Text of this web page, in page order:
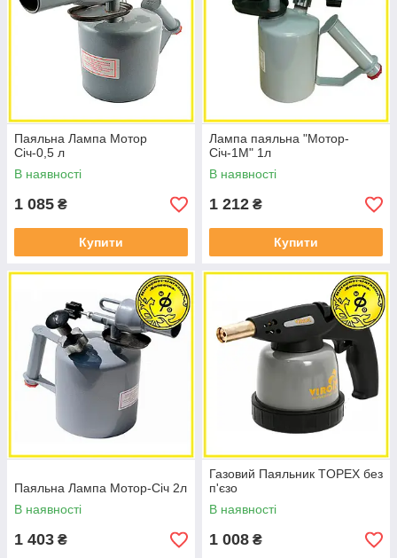
Паяльна Лампа Мотор
Січ-0,5 л
В наявності
1 085 ₴
Купити
Лампа паяльна "Мотор-
Січ-1М" 1л
В наявності
1 212 ₴
Купити
Паяльна Лампа Мотор-Січ 2л
В наявності
1 403 ₴
Газовий Паяльник TOPEX без
п'єзо
В наявності
1 008 ₴